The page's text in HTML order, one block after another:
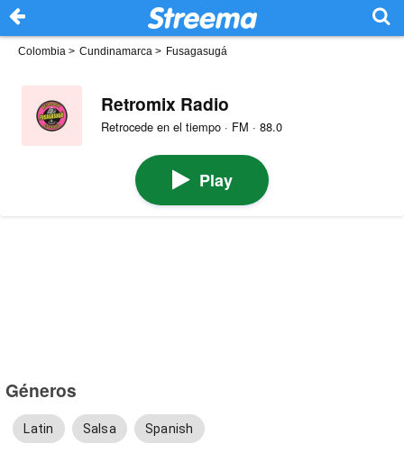
Colombia > Cundinamarca > Fusagasugá
Retromix Radio
Retrocede en el tiempo · FM · 88.0
Play
Géneros
Latin Salsa Spanish